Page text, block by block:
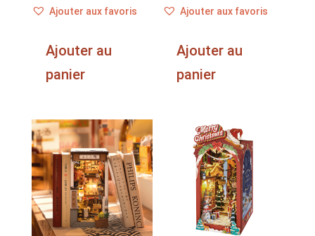
Ajouter aux favoris
Ajouter au
panier
Ajouter aux favoris
Ajouter au
panier